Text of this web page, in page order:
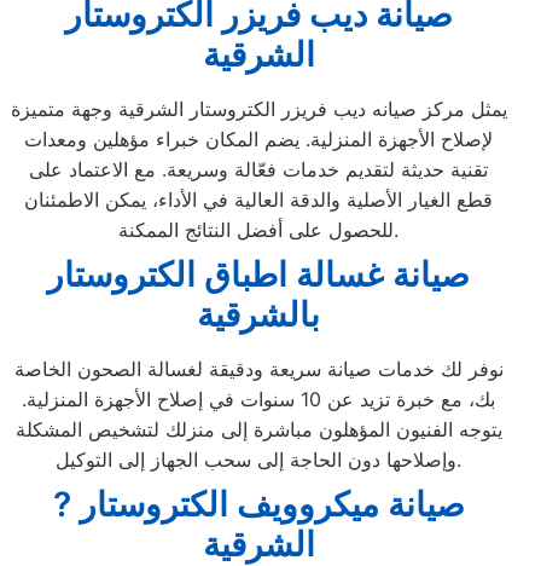
صيانة ديب فريزر الكتروستار
الشرقية
يمثل مركز صيانه ديب فريزر الكتروستار الشرقية وجهة متميزة
لإصلاح الأجهزة المنزلية. يضم المكان خبراء مؤهلين ومعدات
تقنية حديثة لتقديم خدمات فعّالة وسريعة. مع الاعتماد على
قطع الغيار الأصلية والدقة العالية في الأداء، يمكن الاطمئنان
للحصول على أفضل النتائج الممكنة.
صيانة غسالة اطباق الكتروستار
بالشرقية
نوفر لك خدمات صيانة سريعة ودقيقة لغسالة الصحون الخاصة
بك، مع خبرة تزيد عن 10 سنوات في إصلاح الأجهزة المنزلية.
يتوجه الفنيون المؤهلون مباشرة إلى منزلك لتشخيص المشكلة
وإصلاحها دون الحاجة إلى سحب الجهاز إلى التوكيل.
? صيانة ميكروويف الكتروستار
الشرقية